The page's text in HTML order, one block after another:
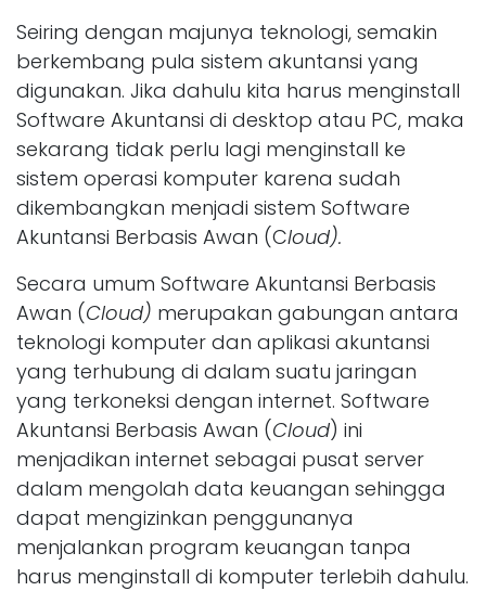
Seiring dengan majunya teknologi, semakin
berkembang pula sistem akuntansi yang
digunakan. Jika dahulu kita harus menginstall
Software Akuntansi di desktop atau PC, maka
sekarang tidak perlu lagi menginstall ke
sistem operasi komputer karena sudah
dikembangkan menjadi sistem Software
Akuntansi Berbasis Awan (Cloud).
Secara umum Software Akuntansi Berbasis
Awan (Cloud) merupakan gabungan antara
teknologi komputer dan aplikasi akuntansi
yang terhubung di dalam suatu jaringan
yang terkoneksi dengan internet. Software
Akuntansi Berbasis Awan (Cloud) ini
menjadikan internet sebagai pusat server
dalam mengolah data keuangan sehingga
dapat mengizinkan penggunanya
menjalankan program keuangan tanpa
harus menginstall di komputer terlebih dahulu.